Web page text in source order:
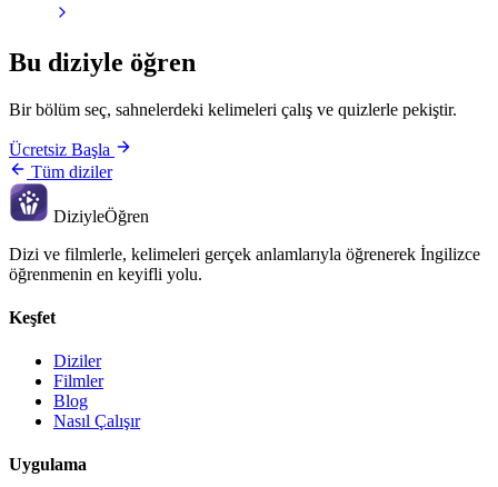
Bu diziyle öğren
Bir bölüm seç, sahnelerdeki kelimeleri çalış ve quizlerle pekiştir.
Ücretsiz Başla
Tüm diziler
DiziyleÖğren
Dizi ve filmlerle, kelimeleri gerçek anlamlarıyla öğrenerek İngilizce
öğrenmenin en keyifli yolu.
Keşfet
Diziler
Filmler
Blog
Nasıl Çalışır
Uygulama